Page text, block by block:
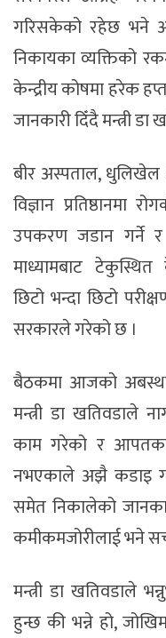
गरिसकेको रहेछ भने
निकायका व्यक्तिको
केन्द्रीय कोषमा हरेक
जानकारी दिँदै मन्त्री डा
बीर अस्पताल, धुलिखेल
विज्ञान प्रतिष्ठानमा
उपकरण जडान गर्ने र
माध्यामबाट टेकुस्थित
छिटो भन्दा छिटो
सरकारले गरेको छ ।
बैठकमा आजको
मन्त्री डा खतिवडाले
काम गरेको र
नभएकाले अझै कडाइ
समेत निकालेको
कमीकमजोरीलाई भने
मन्त्री डा खतिवडाले
हुन्छ की भन्ने हो,